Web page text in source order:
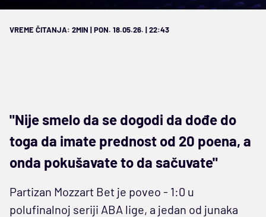
VREME ČITANJA: 2MIN | PON. 18.05.26. | 22:43
"Nije smelo da se dogodi da dođe do
toga da imate prednost od 20 poena, a
onda pokušavate to da sačuvate"
Partizan Mozzart Bet je poveo - 1:0 u
polufinalnoj seriji ABA lige, a jedan od junaka